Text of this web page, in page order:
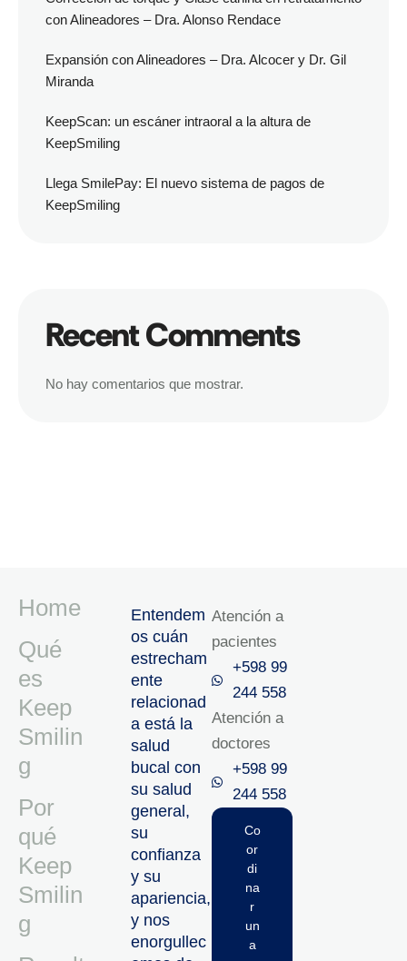
con Alineadores – Dra. Alonso Rendace
Expansión con Alineadores – Dra. Alcocer y Dr. Gil
Miranda
KeepScan: un escáner intraoral a la altura de
KeepSmiling
Llega SmilePay: El nuevo sistema de pagos de
KeepSmiling
Recent Comments
No hay comentarios que mostrar.
Home
Qué
es
Keep
Smilin
g
Por
qué
Keep
Smilin
g
Entendem
os cuán
estrecham
ente
relacionad
a está la
salud
bucal con
su salud
general,
su
confianza
y su
apariencia,
y nos
enorgullec
Atención a
pacientes
+598 99
244 558
Atención a
doctores
+598 99
244 558‬‬
Co
or
di
na
r
un
a